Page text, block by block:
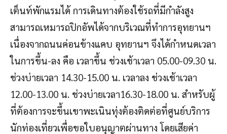
เต็นท์พักแรมได้ การเดินทางต้องใช้รถที่มีกำลังสูง
สามารถเหมารถปิกอัพได้จากบริเวณที่ทำการอุทยานฯ
เนื่องจากถนนค่อนข้างแคบ อุทยานฯ จึงได้กำหนดเวลา
ในการขึ้น-ลง คือ เวลาขึ้น ช่วงเช้าเวลา 05.00-09.30 น.
ช่วงบ่ายเวลา 14.30-15.00 น. เวลาลง ช่วงเช้าเวลา
12.00-13.00 น. ช่วงบ่ายเวลา16.30-18.00 น. สำหรับผู้
ที่ต้องการจะขึ้นเขาพะเนินทุ่งต้องติดต่อที่ศูนย์บริการ
นักท่องเที่ยวเพื่อขอใบอนุญาตผ่านทาง โดยเสียค่า